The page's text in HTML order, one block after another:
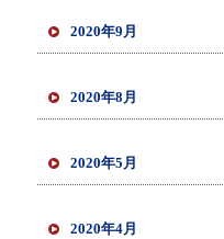
2020年9月
2020年8月
2020年5月
2020年4月